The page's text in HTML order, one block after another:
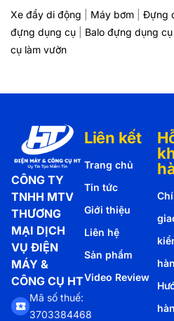
Xe đẩy di động Máy bơm Đựng
đựng dụng cụ
Balo đựng dụng cụ
cụ làm vườn
CÔNG TY
TNHH MTV
THƯƠNG
MẠI DỊCH
VỤ ĐIỆN
MÁY &
CÔNG CỤ HT
Mã số thuế:
3703384468
Liên kết
Trang chủ
Tin tức
Giới thiệu
Liên hệ
Sản phẩm
Video Review